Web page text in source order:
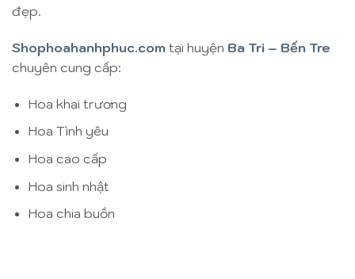
đẹp.
Shophoahanhphuc.com tại huyện Ba Tri – Bến Tre
chuyên cung cấp:
Hoa khai trương
Hoa Tình yêu
Hoa cao cấp
Hoa sinh nhật
Hoa chia buồn